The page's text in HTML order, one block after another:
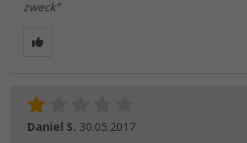
zweck"
Daniel S. 30.05.2017